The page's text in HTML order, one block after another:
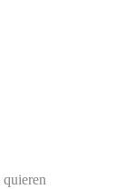
quieren